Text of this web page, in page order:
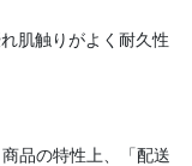
肌触りがよく耐久性
品の特性上、「配送